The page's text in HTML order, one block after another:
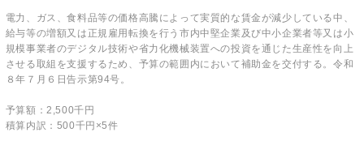
電力、ガス、食料品等の価格高騰によって実質的な賃金が減少している中、
給与等の増額又は正規雇用転換を行う市内中堅企業及び中小企業者等又は小
規模事業者のデジタル技術や省力化機械装置への投資を通じた生産性を向上
させる取組を支援するため、予算の範囲内において補助金を交付する。令和
８年７月６日告示第94号。
予算額：2,500千円
積算内訳：500千円×5件